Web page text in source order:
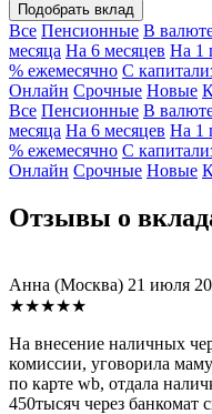
Подобрать вклад
Все Пенсионные В
месяца На 6 месяцев На 1
% ежемесячно С
Онлайн Срочные Новые
Все Пенсионные В
месяца На 6 месяцев На 1
% ежемесячно С
Онлайн Срочные Новые
Отзывы о
Анна (Москва) 21 июля
★★★★★
На внесение наличных
комиссии, уговорила
по карте wb, отдала
450тысяч через банкомат